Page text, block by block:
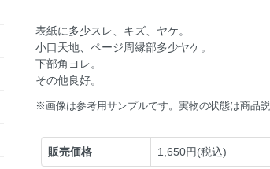
表紙に多少スレ、キズ、ヤケ。
小口天地、ページ周縁部多少ヤケ。
下部角ヨレ。
その他良好。
※画像は参考用サンプルです。実物の状態は商品
販売価格 1,650円(税込)